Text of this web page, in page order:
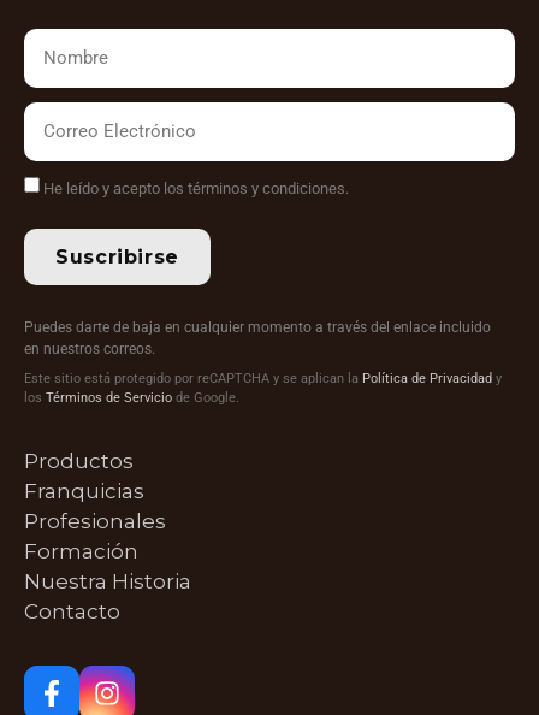
He leído y acepto los términos y condiciones.
Suscribirse
Puedes darte de baja en cualquier momento a través del enlace incluido
en nuestros correos.
Este sitio está protegido por reCAPTCHA y se aplican la Política de Privacidad y
los Términos de Servicio de Google.
Productos
Franquicias
Profesionales
Formación
Nuestra Historia
Contacto